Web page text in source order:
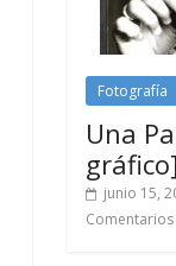
Fotografía
Una
gráfico]
junio 15,